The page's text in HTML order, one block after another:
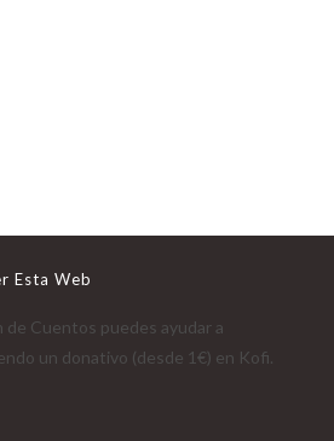
Esta Web
de Cuentos puedes ayudar a
un donativo (desde 1€) en Kofi.